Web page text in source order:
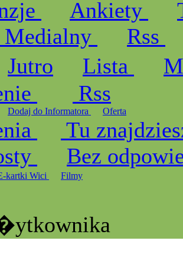
Ankiety
Medialny
Rss
Jutro Lista
Rss
Dodaj do Informatora Oferta
Tu
Bez
kartki Wici Filmy